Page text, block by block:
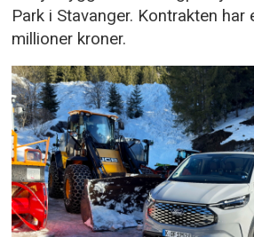
Park i Stavanger. Kontrakten har
millioner kroner.